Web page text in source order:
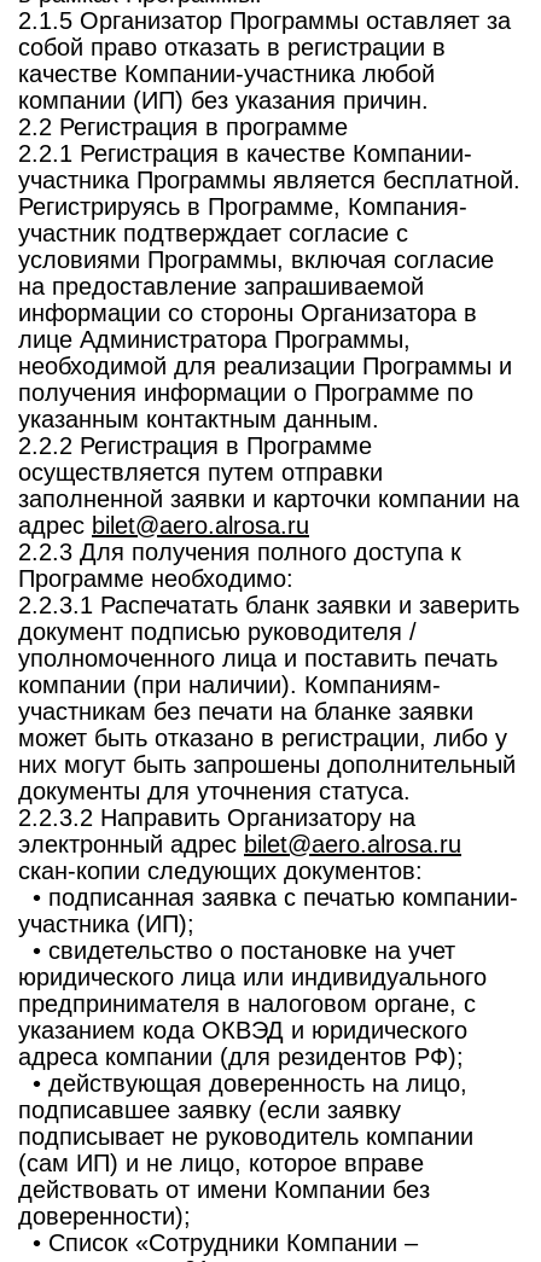
2.1.5 Организатор Программы оставляет за
собой право отказать в регистрации в
качестве Компании-участника любой
компании (ИП) без указания причин.
2.2 Регистрация в программе
2.2.1 Регистрация в качестве Компании-
участника Программы является бесплатной.
Регистрируясь в Программе, Компания-
участник подтверждает согласие с
условиями Программы, включая согласие
на предоставление запрашиваемой
информации со стороны Организатора в
лице Администратора Программы,
необходимой для реализации Программы и
получения информации о Программе по
указанным контактным данным.
2.2.2 Регистрация в Программе
осуществляется путем отправки
заполненной заявки и карточки компании на
адрес bilet@aero.alrosa.ru
2.2.3 Для получения полного доступа к
Программе необходимо:
2.2.3.1 Распечатать бланк заявки и заверить
документ подписью руководителя /
уполномоченного лица и поставить печать
компании (при наличии). Компаниям-
участникам без печати на бланке заявки
может быть отказано в регистрации, либо у
них могут быть запрошены дополнительный
документы для уточнения статуса.
2.2.3.2 Направить Организатору на
электронный адрес bilet@aero.alrosa.ru
скан-копии следующих документов:
• подписанная заявка с печатью компании-
участника (ИП);
• свидетельство о постановке на учет
юридического лица или индивидуального
предпринимателя в налоговом органе, с
указанием кода ОКВЭД и юридического
адреса компании (для резидентов РФ);
• действующая доверенность на лицо,
подписавшее заявку (если заявку
подписывает не руководитель компании
(сам ИП) и не лицо, которое вправе
действовать от имени Компании без
доверенности);
• Список «Сотрудники Компании –